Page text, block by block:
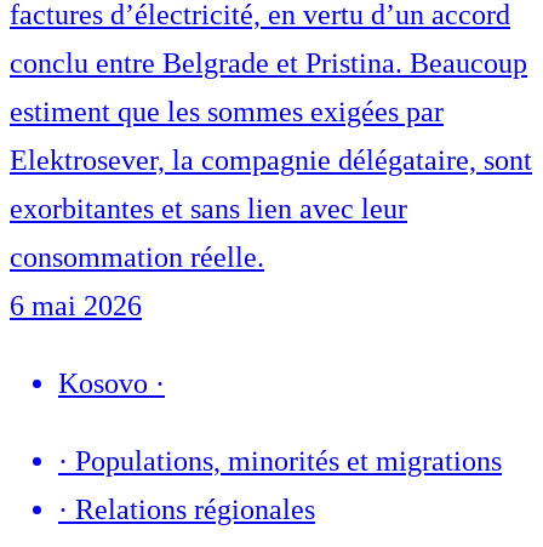
factures d’électricité, en vertu d’un accord
conclu entre Belgrade et Pristina. Beaucoup
estiment que les sommes exigées par
Elektrosever, la compagnie délégataire, sont
exorbitantes et sans lien avec leur
consommation réelle.
6 mai 2026
Kosovo ·
· Populations, minorités et migrations
· Relations régionales